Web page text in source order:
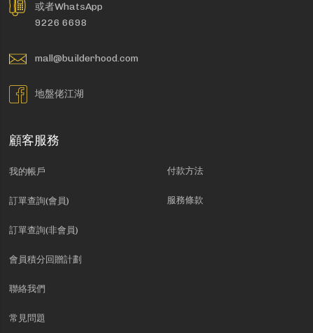
或者WhatsApp
9226 6698
mall@builderhood.com
地盤佬江湖
顧客服務
我的帳戶
訂單查詢(會員)
訂單查詢(非會員)
會員積分回贈計劃
聯絡我們
常見問題
付款方法
服務條款